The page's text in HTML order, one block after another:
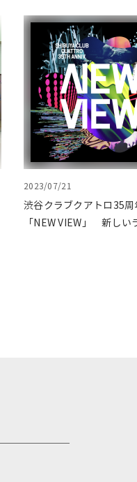
2023/07/21
渋谷クラブクアトロ35周
「NEW VIEW」 新しい